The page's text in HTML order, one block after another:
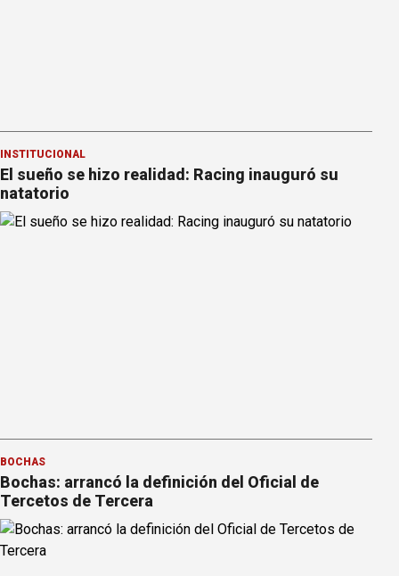
INSTITUCIONAL
El sueño se hizo realidad: Racing inauguró su
natatorio
BOCHAS
Bochas: arrancó la definición del Oficial de
Tercetos de Tercera